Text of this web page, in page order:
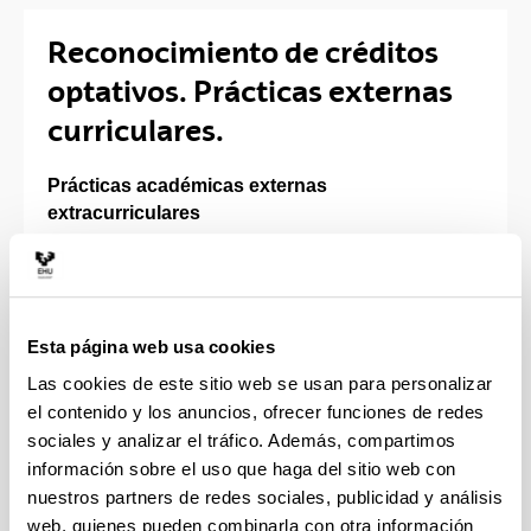
Esta página web usa cookies
Las cookies de este sitio web se usan para personalizar
el contenido y los anuncios, ofrecer funciones de redes
sociales y analizar el tráfico. Además, compartimos
información sobre el uso que haga del sitio web con
nuestros partners de redes sociales, publicidad y análisis
web, quienes pueden combinarla con otra información
Reconocimiento de créditos
optativos. Prácticas externas
curriculares.
Prácticas académicas externas
extracurriculares
titulaciones:
Grado en Ingeniería Mecánica
Grado en Ingeniería en Electrónica Industrial y
Automática
Grado en Ingeniería Informática de Gestión y
Sistemas de Información
Máximo 18 créditos optativos en las siguientes